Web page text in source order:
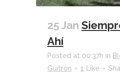
25 Jan
Ahí
Posted at 00:37h in
Güitrón
1 Like